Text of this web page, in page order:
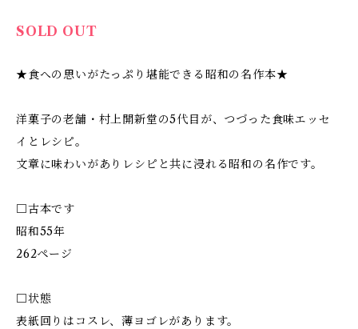
SOLD OUT
★食への思いがたっぷり堪能できる昭和の名作本★
洋菓子の老舗・村上開新堂の5代目が、つづった食味エッセ
イとレシピ。
文章に味わいがありレシピと共に浸れる昭和の名作です。
□古本です
昭和55年
262ページ
□状態
表紙回りはコスレ、薄ヨゴレがあります。